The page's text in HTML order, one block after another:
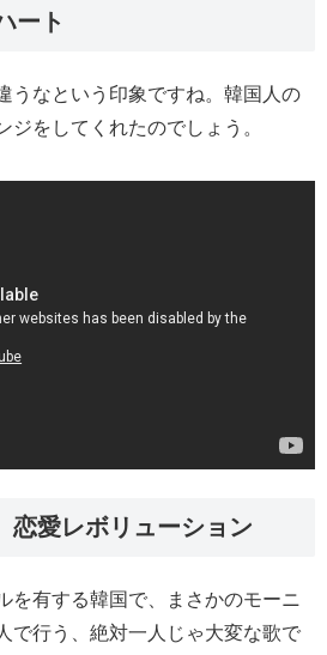
ート
うなという印象ですね。韓国人の
ジをしてくれたのでしょう。
愛レボリューション
を有する韓国で、まさかのモーニ
で行う、絶対一人じゃ大変な歌で